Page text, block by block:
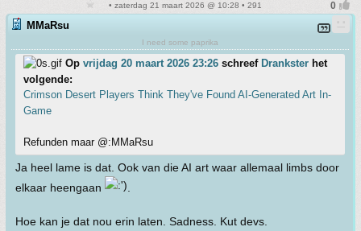
• zaterdag 21 maart 2026 @ 10:28 • 291
MMaRsu
I need some paprika
Op vrijdag 20 maart 2026 23:26 schreef Drankster het
volgende:
Crimson Desert Players Think They've Found AI-Generated Art In-
Game
Refunden maar @:MMaRsu
Ja heel lame is dat. Ook van die AI art waar allemaal limbs door
elkaar heengaan
Hoe kan je dat nou erin laten. Sadness. Kut devs.